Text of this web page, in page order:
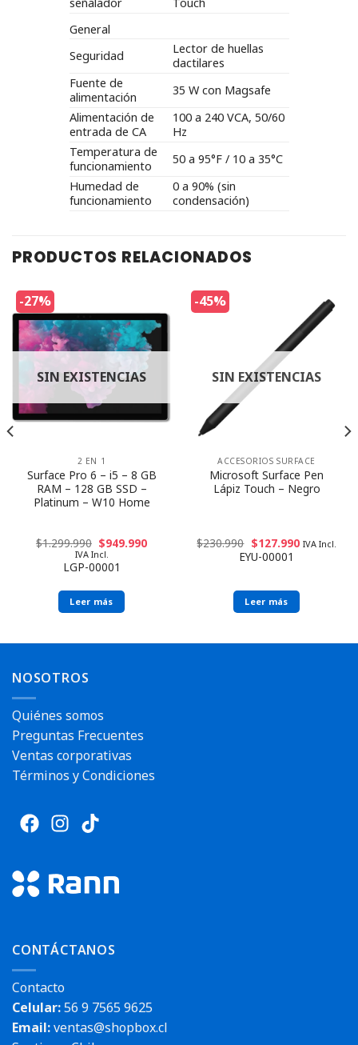
señalador
Touch
General
Seguridad
Lector de huellas
dactilares
Fuente de
alimentación
35 W con Magsafe
Alimentación de
entrada de CA
100 a 240 VCA, 50/60
Hz
Temperatura de
funcionamiento
50 a 95°F / 10 a 35°C
Humedad de
funcionamiento
0 a 90% (sin
condensación)
PRODUCTOS RELACIONADOS
-27%
SIN EXISTENCIAS
2 EN 1
Surface Pro 6 – i5 – 8 GB
RAM – 128 GB SSD –
Platinum – W10 Home
$1.299.990 $949.990
IVA Incl.
LGP-00001
Leer más
-45%
SIN EXISTENCIAS
ACCESORIOS SURFACE
Microsoft Surface Pen
Lápiz Touch – Negro
$230.990 $127.990 IVA Incl.
EYU-00001
Leer más
NOSOTROS
Quiénes somos
Preguntas Frecuentes
Ventas corporativas
Términos y Condiciones
CONTÁCTANOS
Contacto
Celular:56 9 7565 9625
Email:ventas@shopbox.cl